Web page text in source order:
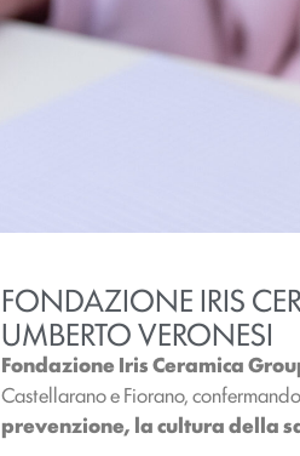
FONDAZIONE IRIS
UMBERTO VERONESI
Fondazione Iris Ceramica
Castellarano e Fiorano,
prevenzione, la cultura della